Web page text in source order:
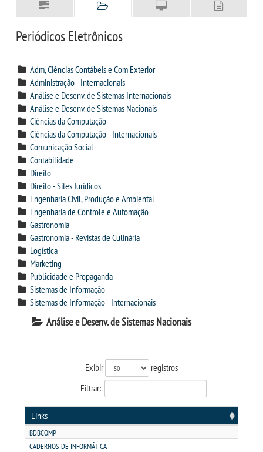
BIBLIOTECA
CPSA
PROUNI
CURSOS
BACHARELADOS
LICENCIATURAS
TECNOLÓGICOS
VESTIBULAR
INSCREVA-SE
SEGUNDA GRADUAÇÃO
MATRÍCULA
EDITAL
Periódicos Eletrônicos
Adm, Ciências Contábeis e Com Exterior
Administração - Internacionais
Análise e Desenv. de Sistemas Internacionais
Análise e Desenv. de Sistemas Nacionais
Ciências da Computação
Ciências da Computação - Internacionais
Comunicação Social
Contabilidade
Direito
Direito - Sites Jurídicos
Engenharia Civil, Produção e Ambiental
Engenharia de Controle e Automação
Gastronomia
Gastronomia - Revistas de Culinária
Logística
Marketing
Publicidade e Propaganda
Sistemas de Informação
Sistemas de Informação - Internacionais
Análise e Desenv. de Sistemas Nacionais
Exibir
registros
Filtrar:
Links
BDBCOMP
CADERNOS DE INFORMÁTICA